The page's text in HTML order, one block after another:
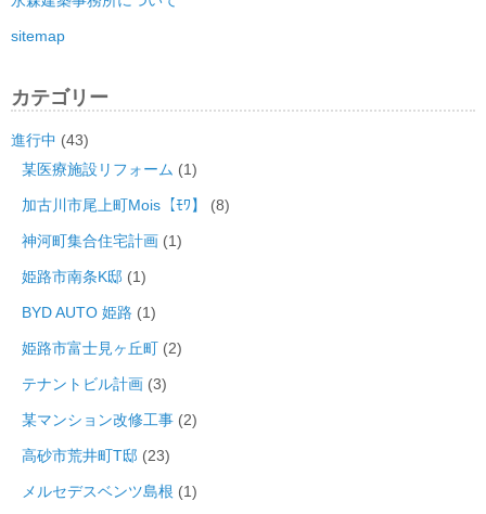
sitemap
カテゴリー
進行中 (43)
某医療施設リフォーム (1)
加古川市尾上町Mois【ﾓﾜ】 (8)
神河町集合住宅計画 (1)
姫路市南条K邸 (1)
BYD AUTO 姫路 (1)
姫路市富士見ヶ丘町 (2)
テナントビル計画 (3)
某マンション改修工事 (2)
高砂市荒井町T邸 (23)
メルセデスベンツ島根 (1)